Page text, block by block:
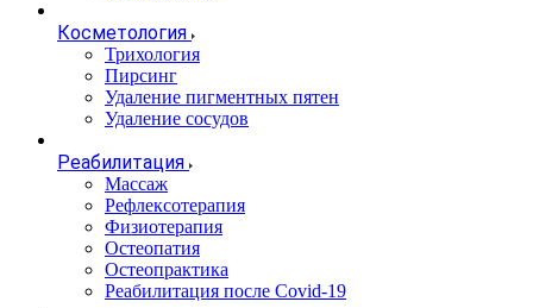
Косметология
Трихология
Пирсинг
Удаление пигментных пятен
Удаление сосудов
Реабилитация
Массаж
Рефлексотерапия
Физиотерапия
Остеопатия
Остеопрактика
Реабилитация после Covid-19